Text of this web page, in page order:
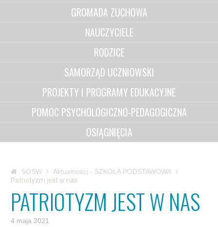
GROMADA ZUCHOWA
NAUCZYCIELE
RODZICE
SAMORZĄD UCZNIOWSKI
PROJEKTY I PROGRAMY EDUKACYJNE
POMOC PSYCHOLOGICZNO-PEDAGOGICZNA
OSIĄGNIĘCIA
SOSW
Aktualności - SZKOŁA PODSTAWOWA
Patriotyzm jest w nas
PATRIOTYZM JEST W NAS
4 maja 2021